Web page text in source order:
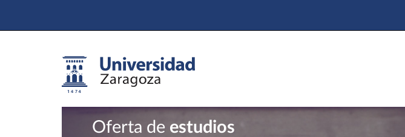
Oferta de estudios